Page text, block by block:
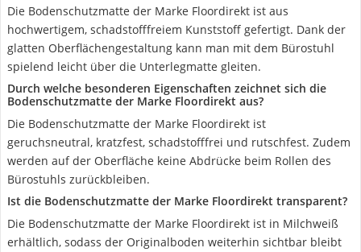
Die Bodenschutzmatte der Marke Floordirekt ist aus
hochwertigem, schadstofffreiem Kunststoff gefertigt. Dank der
glatten Oberflächengestaltung kann man mit dem Bürostuhl
spielend leicht über die Unterlegmatte gleiten.
Durch welche besonderen Eigenschaften zeichnet sich die
Bodenschutzmatte der Marke Floordirekt aus?
Die Bodenschutzmatte der Marke Floordirekt ist
geruchsneutral, kratzfest, schadstofffrei und rutschfest. Zudem
werden auf der Oberfläche keine Abdrücke beim Rollen des
Bürostuhls zurückbleiben.
Ist die Bodenschutzmatte der Marke Floordirekt transparent?
Die Bodenschutzmatte der Marke Floordirekt ist in Milchweiß
erhältlich, sodass der Originalboden weiterhin sichtbar bleibt